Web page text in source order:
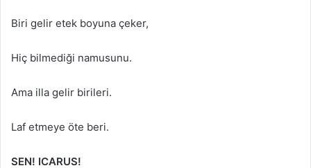
Biri gelir etek boyuna çeker,
Hiç bilmediği namusunu.
Ama illa gelir birileri.
Laf etmeye öte beri.
SEN! ICARUS!